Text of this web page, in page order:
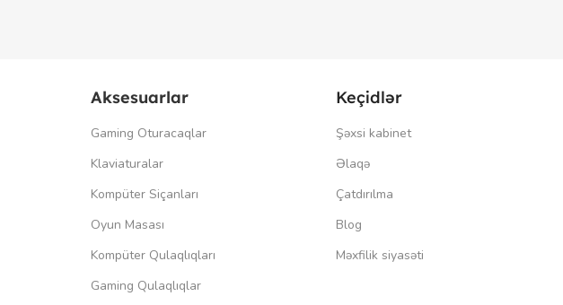
Aksesuarlar
Gaming Oturacaqlar
Klaviaturalar
Kompüter Siçanları
Oyun Masası
Kompüter Qulaqlıqları
Gaming Qulaqlıqlar
Keçidlər
Şəxsi kabinet
Əlaqə
Çatdırılma
Blog
Məxfilik siyasəti